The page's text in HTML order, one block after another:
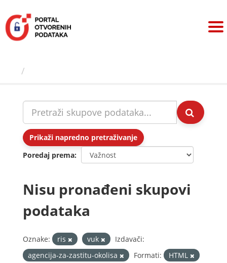
sadržaj
Prikaži napredno pretraživanje
Poredaj prema
Nisu pronađeni skupovi
podataka
Oznake: ris vuk
Izdavači:
agencija-za-zastitu-okolisa
Formati:
HTML